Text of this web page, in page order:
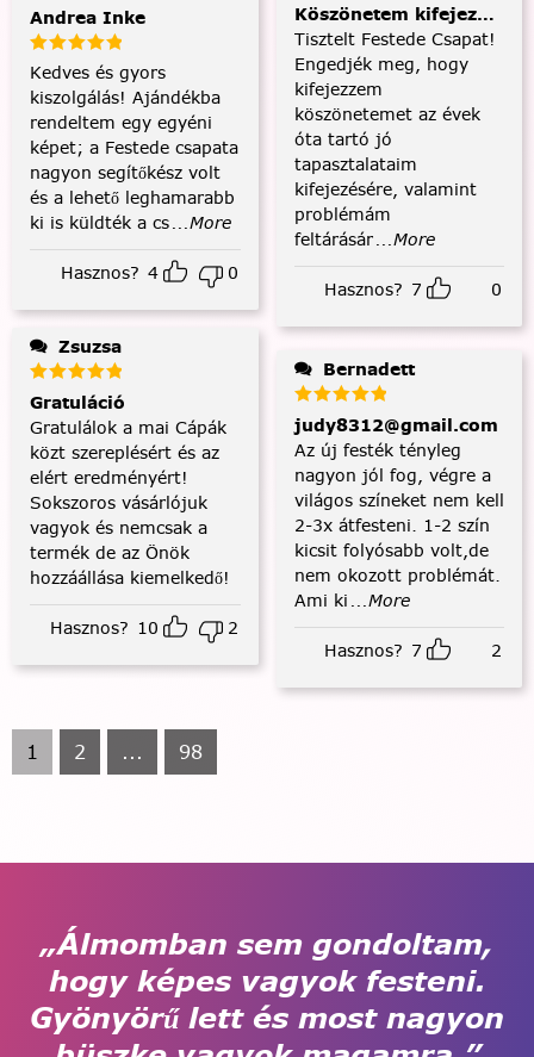
Andrea Inke
Kedves és gyors
kiszolgálás! Ajándékba
rendeltem egy egyéni
képet; a Festede csapata
nagyon segítőkész volt
és a lehető leghamarabb
ki is küldték a cs...More
Hasznos? 4 0
Zsuzsa
Gratuláció
Gratulálok a mai Cápák
közt szereplésért és az
elért eredményért!
Sokszoros vásárlójuk
vagyok és nemcsak a
termék de az Önök
hozzáállása kiemelkedő!
Hasznos? 10 2
Köszönetem kifejezése
Tisztelt Festede Csapat!
Engedjék meg, hogy
kifejezzem
köszönetemet az évek
óta tartó jó
tapasztalataim
kifejezésére, valamint
problémám
feltárásár...More
Hasznos? 7 0
Bernadett
judy8312@gmail.com
Az új festék tényleg
nagyon jól fog, végre a
világos színeket nem kell
2-3x átfesteni. 1-2 szín
kicsit folyósabb volt,de
nem okozott problémát.
Ami ki ...More
Hasznos? 7 2
1 2 ... 98
„Álmomban sem gondoltam,
hogy képes vagyok festeni.
Gyönyörű lett és most nagyon